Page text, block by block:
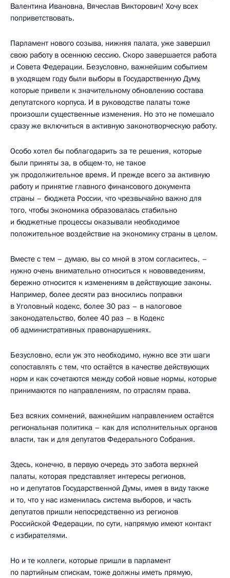
Валентина Ивановна, Вячеслав Викторович! Хочу всех
поприветствовать.
Парламент нового созыва, нижняя палата, уже завершил
свою работу в осеннюю сессию. Скоро завершается работа
и Совета Федерации. Безусловно, важнейшим событием
в уходящем году были выборы в Государственную Думу,
которые привели к значительному обновлению состава
депутатского корпуса. И в руководстве палаты тоже
произошли существенные изменения. Но это не помешало
сразу же включиться в активную законотворческую работу.
Особо хотел бы поблагодарить за те решения, которые
были приняты за, в общем-то, не такое
уж продолжительное время. И прежде всего за активную
работу и принятие главного финансового документа
страны – бюджета России, что чрезвычайно важно для
того, чтобы экономика образовалась стабильно
и бюджетные процессы оказывали необходимое
положительное воздействие на экономику страны в целом.
Вместе с тем – думаю, вы со мной в этом согласитесь, –
нужно очень внимательно относиться к нововведениям,
бережно относится к изменениям в действующие законы.
Например, более десяти раз вносились поправки
в Уголовный кодекс, более 30 раз – в налоговое
законодательство, более 40 раз – в Кодекс
об административных правонарушениях.
Безусловно, если уж это необходимо, нужно все эти шаги
сопоставлять с тем, что остаётся в качестве действующих
норм и как сочетаются между собой новые нормы, которые
принимаются по направлениям, по отраслям права.
Без всяких сомнений, важнейшим направлением остаётся
региональная политика – как для исполнительных органов
власти, так и для депутатов Федерального Собрания.
Здесь, конечно, в первую очередь это забота верхней
палаты, которая представляет интересы регионов,
но и депутатов Государственной Думы, имея в виду также
и то, что у нас изменилась система выборов, и часть
депутатов пришли непосредственно из регионов
Российской Федерации, по сути, напрямую имеют контакт
с избирателями.
Но и те коллеги, которые пришли в парламент
по партийным спискам, тоже должны иметь прямую,